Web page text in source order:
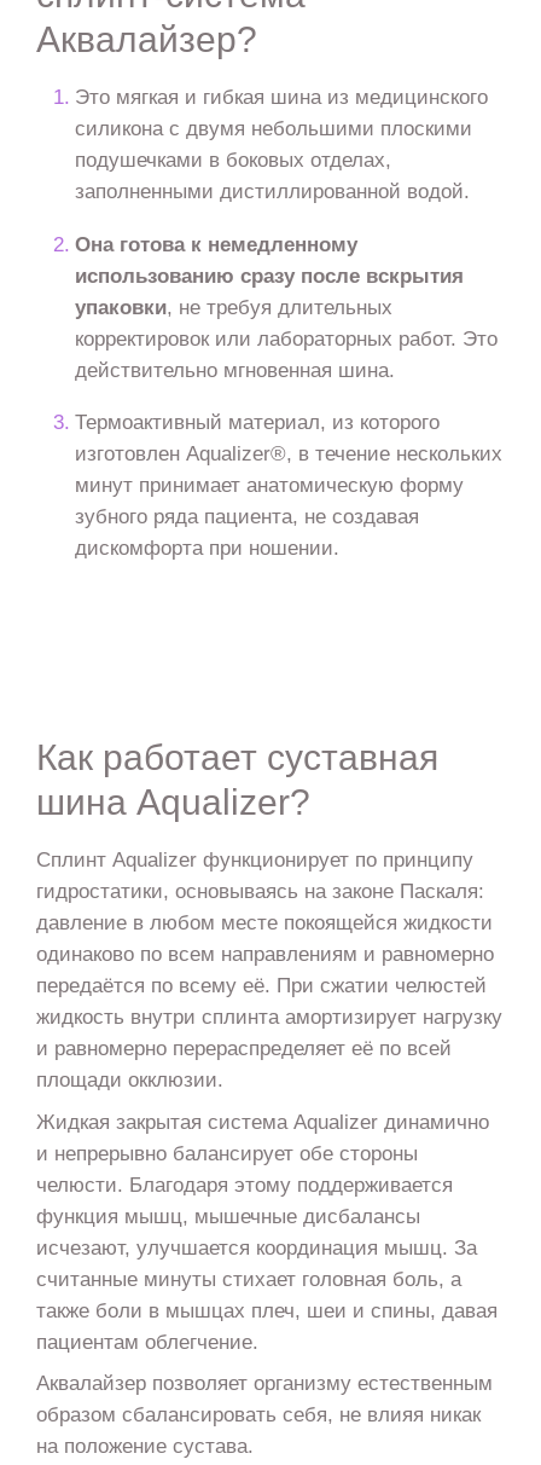
Аквалайзер?
Это мягкая и гибкая шина из медицинского
силикона с двумя небольшими плоскими
подушечками в боковых отделах,
заполненными дистиллированной водой.
Она готова к немедленному
использованию сразу после вскрытия
упаковки, не требуя длительных
корректировок или лабораторных работ. Это
действительно мгновенная шина.
Термоактивный материал, из которого
изготовлен Aqualizer®, в течение нескольких
минут принимает анатомическую форму
зубного ряда пациента, не создавая
дискомфорта при ношении.
Как работает суставная
шина Aqualizer?
Сплинт Aqualizer функционирует по принципу
гидростатики, основываясь на законе Паскаля:
давление в любом месте покоящейся жидкости
одинаково по всем направлениям и равномерно
передаётся по всему её. При сжатии челюстей
жидкость внутри сплинта амортизирует нагрузку
и равномерно перераспределяет её по всей
площади окклюзии.
Жидкая закрытая система Aqualizer динамично
и непрерывно балансирует обе стороны
челюсти. Благодаря этому поддерживается
функция мышц, мышечные дисбалансы
исчезают, улучшается координация мышц. За
считанные минуты стихает головная боль, а
также боли в мышцах плеч, шеи и спины, давая
пациентам облегчение.
Аквалайзер позволяет организму естественным
образом сбалансировать себя, не влияя никак
на положение сустава.